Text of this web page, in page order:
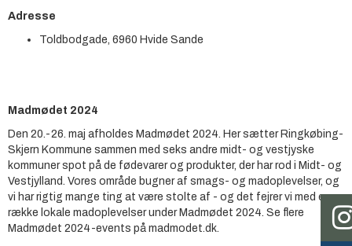
Adresse
Toldbodgade, 6960 Hvide Sande
Madmødet 2024
Den 20.-26. maj afholdes Madmødet 2024. Her sætter Ringkøbing-
Skjern Kommune sammen med seks andre midt- og vestjyske
kommuner spot på de fødevarer og produkter, der har rod i Midt- og
Vestjylland. Vores område bugner af smags- og madoplevelser, og
vi har rigtig mange ting at være stolte af - og det fejrer vi med en
række lokale madoplevelser under Madmødet 2024. Se flere
Madmødet 2024-events på madmodet.dk.